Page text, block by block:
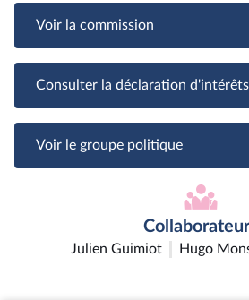
Voir la commission
Consulter la déclaration
Voir le groupe politique
Julien Guimiot Hugo